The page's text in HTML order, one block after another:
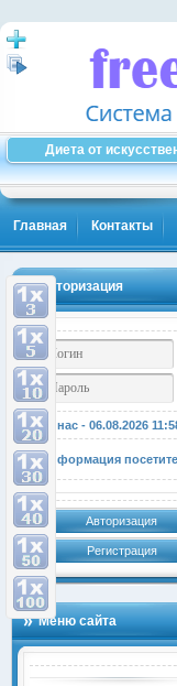
Диета от
Главная Контакты
Авторизация
У нас - 06.08.2026
Информация
Авторизация
Регистрация
Меню сайта